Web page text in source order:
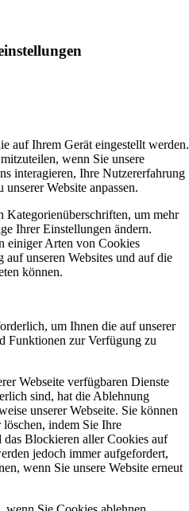
auf Ihrem Gerät eingestellt werden.
wenn Sie unsere
interagieren, Ihre Nutzererfahrung
Website anpassen.
Kategorienüberschriften, um mehr
Ihrer Einstellungen ändern.
einiger Arten von Cookies
unseren Websites und auf die
können.
um Ihnen die auf unserer
Funktionen zur Verfügung zu
Webseite verfügbaren Dienste
sind, hat die Ablehnung
unserer Webseite. Sie können
indem Sie Ihre
Blockieren aller Cookies auf
jedoch immer aufgefordert,
wenn Sie unsere Website erneut